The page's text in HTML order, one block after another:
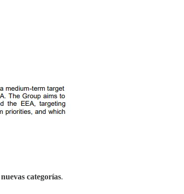
nuevas categorías.